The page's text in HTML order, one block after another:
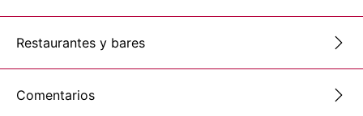
Restaurantes y bares
Comentarios